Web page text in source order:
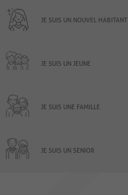
JE SUIS UN NOUVEL HABITANT
JE SUIS UN JEUNE
JE SUIS UNE FAMILLE
JE SUIS UN SENIOR